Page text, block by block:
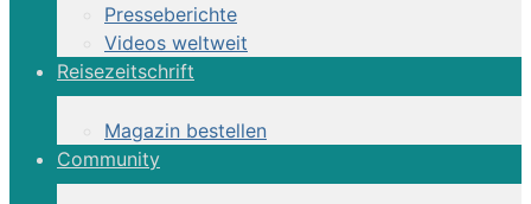
Presseberichte
Videos weltweit
Reisezeitschrift
Magazin bestellen
Community